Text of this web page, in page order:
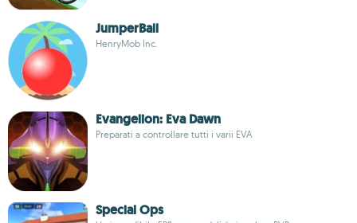
JumperBall
HenryMob Inc.
Evangelion: Eva Dawn
Preparati a controllare tutti i varii EVA
Special Ops